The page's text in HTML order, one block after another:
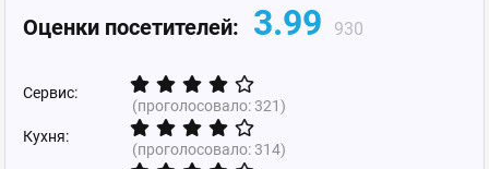
Оценки посетителей: 3.99 930
Сервис:
(проголосовало:321)
Кухня:
(проголосовало:314)